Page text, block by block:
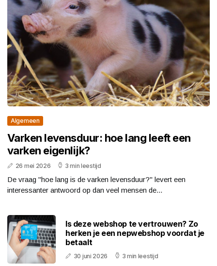
Algemeen
Varken levensduur: hoe lang leeft een
varken eigenlijk?
26 mei 2026 3 min leestijd
De vraag "hoe lang is de varken levensduur?" levert een
interessanter antwoord op dan veel mensen de...
Is deze webshop te vertrouwen? Zo
herken je een nepwebshop voordat je
betaalt
30 juni 2026 3 min leestijd